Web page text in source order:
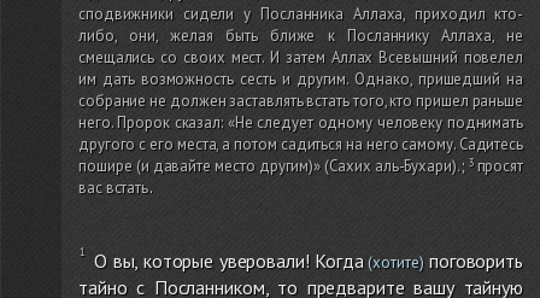
сподвижники сидели у Посланника Аллаха, приходил кто-
либо, они, желая быть ближе к Посланнику Аллаха, не
смещались со своих мест. И затем Аллах Всевышний повелел
им дать возможность сесть и другим. Однако, пришедший на
собрание не должен заставлять встать того, кто пришел раньше
него. Пророк сказал: «Не следу­ет одному человеку поднимать
другого с его места, а потом садиться на него самому. Садитесь
пошире(и давайте место другим)»(Сахих аль-Бухари).; просят
вас встать.
О вы, которые уверовали! Когда(хотите)поговорить
тайно с Посланником, то предварите вашу тайную